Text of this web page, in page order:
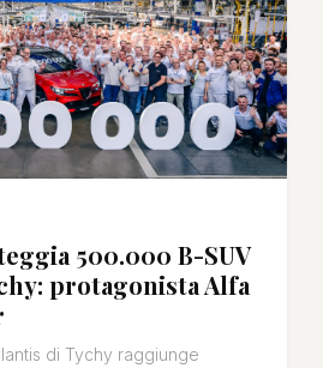
500.000 B-SUV
protagonista Alfa
di Tychy raggiunge